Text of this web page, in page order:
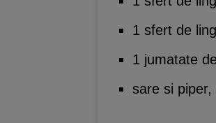
1 sfert de
1 jumatate
sare si